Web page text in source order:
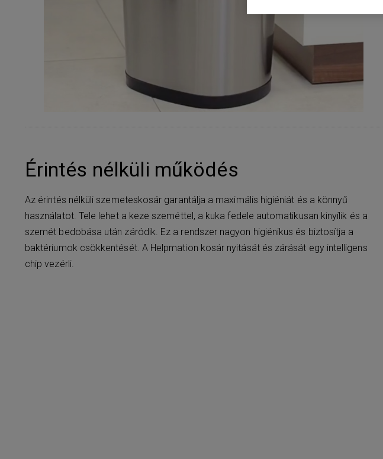
Érintés nélküli működés
Az érintés nélküli szemeteskosár garantálja a maximális higiéniát és a könnyű
használatot. Tele lehet a keze szeméttel, a kuka fedele automatikusan kinyílik és a
szemét bedobása után záródik. Ez a rendszer nagyon higiénikus és biztosítja a
baktériumok csökkentését. A Helpmation kosár nyitását és zárását egy intelligens
chip vezérli.